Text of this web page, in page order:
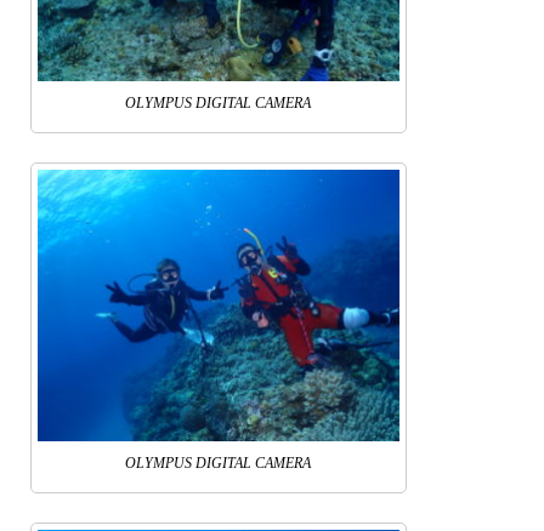
OLYMPUS DIGITAL CAMERA
OLYMPUS DIGITAL CAMERA